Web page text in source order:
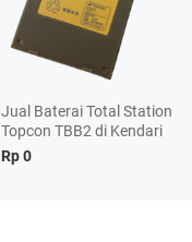
Jual Baterai Total Station
Topcon TBB2 di Kendari
Rp 0